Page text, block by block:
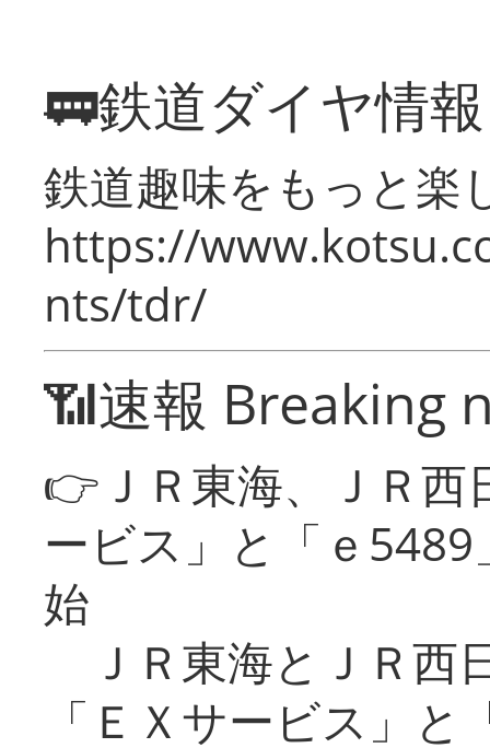
🚃鉄道ダイヤ情
鉄道趣味をもっと楽
https://
nts/tdr/
📶速報 Breaking
👉ＪＲ東海、ＪＲ
ービス」と「ｅ
始
ＪＲ東海とＪＲ西
「ＥＸサービス」